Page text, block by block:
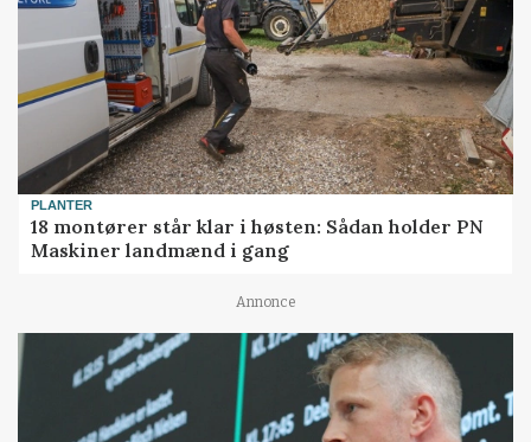
PLANTER
18 montører står klar i høsten: Sådan holder PN
Maskiner landmænd i gang
Annonce